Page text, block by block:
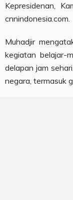
Kepresidenan,
cnnindonesia.com.
Muhadjir
kegiatan belajar-
delapan jam
negara, termasuk